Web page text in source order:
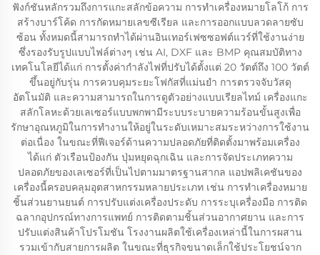
ฟังก์ชันหลักรวมถึงการแกะสลักข้อความ การทำเครื่องหมายโลโก้ การ
สร้างบาร์โค้ด การกัดหมายเลขซีเรียล และการออกแบบลวดลายซับ
ซ้อน ทั้งหมดนี้สามารถทำได้ผ่านอินเทอร์เฟซซอฟต์แวร์ที่ใช้งานง่าย
ซึ่งรองรับรูปแบบไฟล์ต่างๆ เช่น AI, DXF และ BMP คุณสมบัติทาง
เทคโนโลยีได้แก่ การตั้งค่ากำลังไฟที่ปรับได้ตั้งแต่ 20 วัตต์ถึง 100 วัตต์
ขึ้นอยู่กับรุ่น การควบคุมระยะโฟกัสที่แม่นยำ การตรวจจับวัสดุ
อัตโนมัติ และความสามารถในการดูตัวอย่างแบบเรียลไทม์ เครื่องแกะ
สลักโลหะด้วยเลเซอร์แบบพกพามีระบบระบายความร้อนขั้นสูงเพื่อ
รักษาอุณหภูมิในการทำงานให้อยู่ในระดับเหมาะสมระหว่างการใช้งาน
ต่อเนื่อง ในขณะที่ฟีเจอร์ด้านความปลอดภัยที่ติดตั้งมาพร้อมเครื่อง
ได้แก่ ตัวเรือนป้องกัน ปุ่มหยุดฉุกเฉิน และการจัดประเภทความ
ปลอดภัยของเลเซอร์ที่เป็นไปตามมาตรฐานสากล แอปพลิเคชันของ
เครื่องนี้ครอบคลุมอุตสาหกรรมหลายประเภท เช่น การทำเครื่องหมาย
ชิ้นส่วนยานยนต์ การปรับแต่งเครื่องประดับ การระบุเครื่องมือ การติด
ฉลากอุปกรณ์ทางการแพทย์ การติดตามชิ้นส่วนอากาศยาน และการ
ปรับแต่งสินค้าโปรโมชัน โรงงานผลิตใช้เครื่องเหล่านี้ในการผสาน
รวมเข้ากับสายการผลิต ในขณะที่ธุรกิจขนาดเล็กใช้ประโยชน์จาก